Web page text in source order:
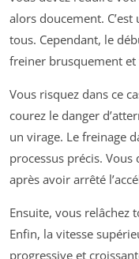
alors doucement.
tous. Cependant, le
freiner brusquement
Vous risquez dans ce
courez le danger
un virage. Le freinage
processus précis.
après avoir arrêté
Ensuite, vous relâchez
Enfin, la vitesse
progressive et